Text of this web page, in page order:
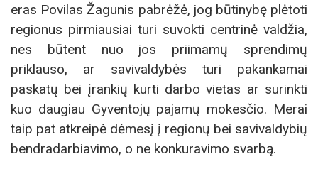
eras Povilas Žagunis pabrėžė, jog būtinybę plėtoti
regionus pirmiausiai turi suvokti centrinė valdžia,
nes būtent nuo jos priimamų sprendimų
priklauso, ar savivaldybės turi pakankamai
paskatų bei įrankių kurti darbo vietas ar surinkti
kuo daugiau Gyventojų pajamų mokesčio. Merai
taip pat atkreipė dėmesį į regionų bei savivaldybių
bendradarbiavimo, o ne konkuravimo svarbą.